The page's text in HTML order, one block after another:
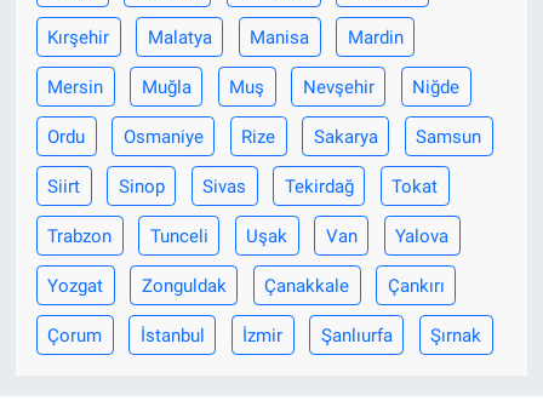
Kırşehir Malatya Manisa Mardin
Mersin Muğla Muş Nevşehir Niğde
Ordu Osmaniye Rize Sakarya Samsun
Siirt Sinop Sivas Tekirdağ Tokat
Trabzon Tunceli Uşak Van Yalova
Yozgat Zonguldak Çanakkale Çankırı
Çorum İstanbul İzmir Şanlıurfa Şırnak